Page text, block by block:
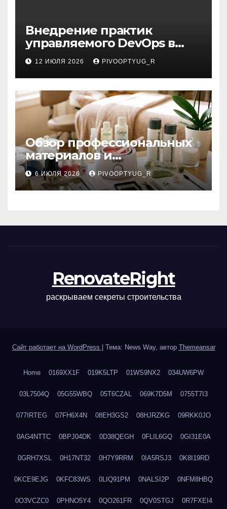
Внедрение практик
управляемого DevOps в
корпоративную ИТ-
инфраструктуру
12 ИЮЛЯ 2026 PIVOOPTYUG_R
Обзор профессиональных
материалов и
инструментов для
маникюра, депиляции,
наращивания ресниц и
6 ИЮЛЯ 2026 PIVOOPTYUG_R
RenovateRight
раскрываем секреты строительства
Сайт работает на WordPress Тема: News Way, автор Themeansar
Home 0169XX1F 019K5LTP 01WS9NX2 034UW6PW
03L7504Q 05G55WBQ 05T6CZAL 069K7D5M 0755T7I3
077IRTEG 07FH6X4N 08EH3GS2 08HJRZKG 09RKK0JO
0AG4NTTC 0BPJ04DK 0D38QEGH 0FLIL6GQ 0GI31E0A
0GRH7XSL 0H17NT32 0H7Y9RRM 0IA5RSJ3 0K8I19RD
0KCE9EJG 0KFC83WS 0LIQ91PM 0NALSI2P 0NFM8HBQ
0O3VCZC0 0PHNO5Y4 0QO261FR 0QV0STGJ 0R7FXEI4